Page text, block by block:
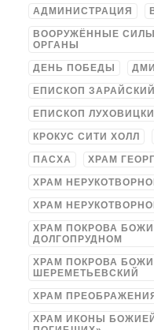
АДМИНИСТРАЦИЯ
ВООРУЖЁННЫЕ
ОРГАНЫ
ДЕНЬ ПОБЕДЫ
ЕПИСКОП
ЕПИСКОП
КРОКУС СИТИ ХОЛЛ
ПАСХА ХРАМ
ХРАМ
ХРАМ
ХРАМ ПОКРОВА
ДОЛГОПРУДНОМ
ХРАМ ПОКРОВА
ШЕРЕМЕТЬЕВСКИЙ
ХРАМ
ХРАМ ИКОНЫ